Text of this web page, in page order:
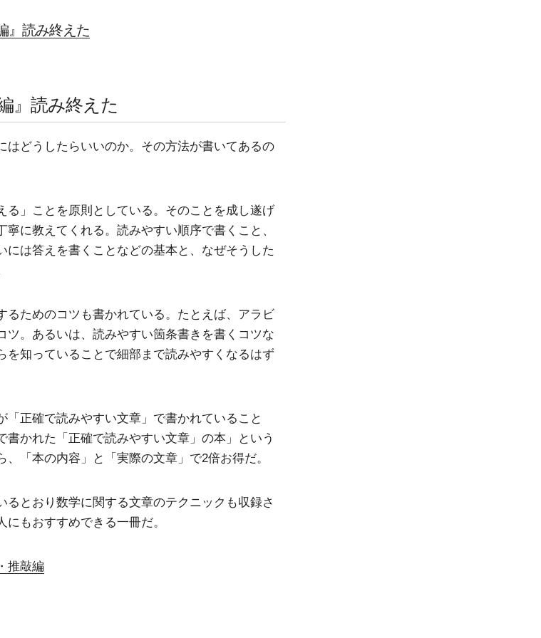
』読み終えた
』読み終えた
はどうしたらいいのか。その方法が書いてあるの
る」ことを原則としている。そのことを成し遂げ
に教えてくれる。読みやすい順序で書くこと、
には答えを書くことなどの基本と、なぜそうした
るためのコツも書かれている。たとえば、アラビ
ツ。あるいは、読みやすい箇条書きを書くコツな
を知っていることで細部まで読みやすくなるはず
「正確で読みやすい文章」で書かれていること
書かれた「正確で読みやすい文章」の本」という
「本の内容」と「実際の文章」で2倍お得だ。
るとおり数学に関する文章のテクニックも収録さ
もおすすめできる一冊だ。
推敲編